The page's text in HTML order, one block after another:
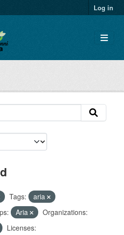
Log in
Tags:
aria
Aria
Organizations:
Licenses: